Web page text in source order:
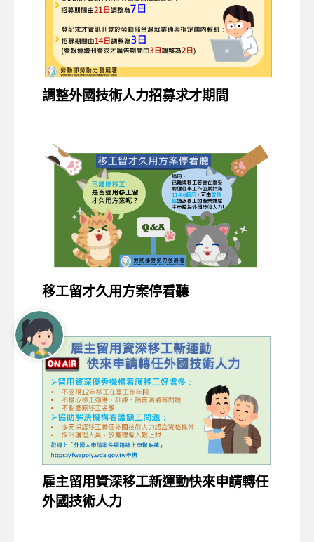
調整外國技術人力招募求才期間
移工留才久用方案停看聽
雇主留用資深移工新運動快來申請轉任
外國技術人力